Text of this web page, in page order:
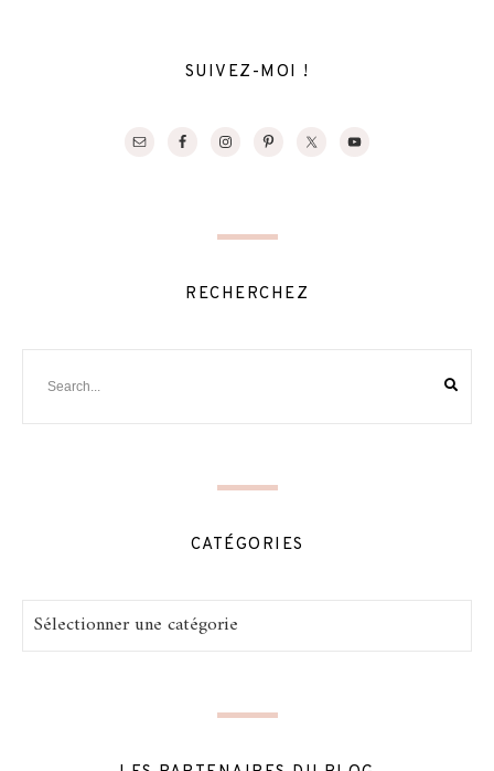
SUIVEZ-MOI !
RECHERCHEZ
CATÉGORIES
Catégories